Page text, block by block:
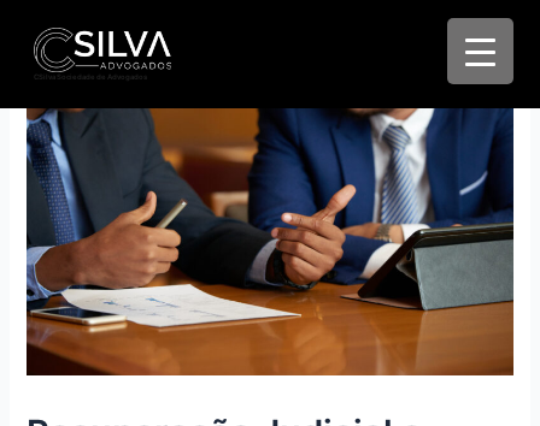
CSilva Sociedade de Advogados